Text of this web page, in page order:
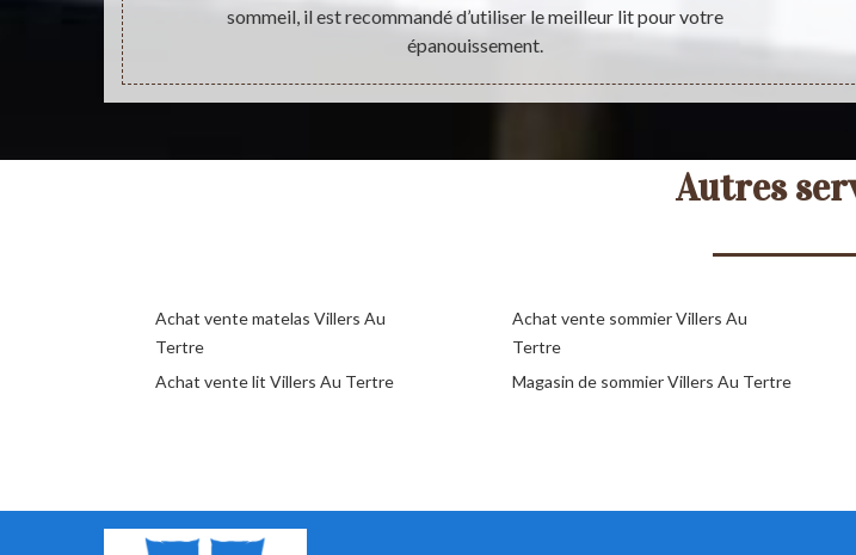
sommeil, il est recommandé d’utiliser le meilleur lit pour votre
épanouissement.
Autres
Achat vente matelas Villers Au
Tertre
Achat vente lit Villers Au Tertre
Achat vente sommier Villers Au
Tertre
Magasin de sommier Villers Au Tertre